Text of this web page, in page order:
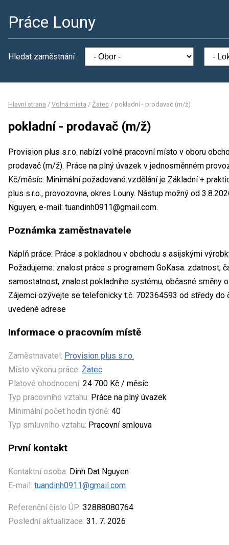
Práce Louny
Hledat zaměstnání
Hlavní strana / Volná místa / Žatec / pokladní - prodavač (m/ž)
pokladní - prodavač (m/ž)
Provision plus s.r.o. nabízí volné pracovní místo v oboru
prodavač (m/ž). Práce na plný úvazek v jednosměnném
Kč/měsíc. Minimální požadované vzdělání je Základní +
plus s.r.o., provozovna, okres Louny. Nástup možný od
Nguyen, e-mail: tuandinh0911@gmail.com.
Poznámka zaměstnavatele
Náplň práce: Práce s pokladnou v obchodu s asijskými
Požadujeme: znalost práce s programem GoKasa. zdatnost,
samostatnost, znalost pokladního systému, občasné směny
Zájemci ozývejte se telefonicky t.č. 702364593 od středy do
uvedené adrese
Informace o pracovním místě
Zaměstnavatel: Provision plus s.r.o.
Místo výkonu práce: Žatec
Platové ohodnocení: 24 700 Kč / měsíc
Typ pracovního vztahu: Práce na plný úvazek
Minimální počet hodin týdně: 40
Typ smluvního vztahu: Pracovní smlouva
První kontakt
Kontaktní osoba: Dinh Dat Nguyen
E-mail: tuandinh0911@gmail.com
Referenční číslo ÚP: 32888080764
Poslední aktualizace: 31. 7. 2026